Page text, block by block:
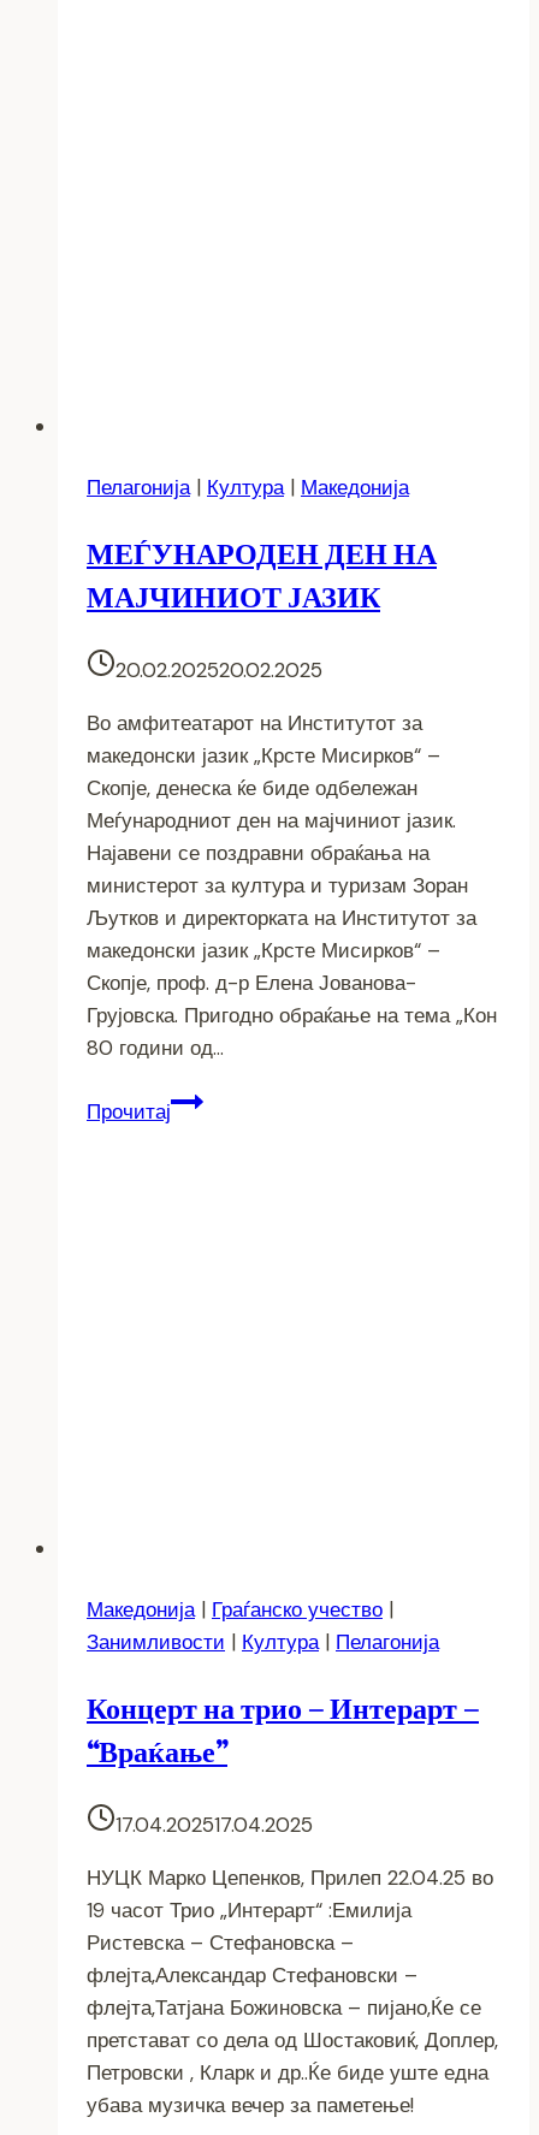
Пелагонија| Култура| Македонија
МЕЃУНАРОДЕН ДЕН НА
МАЈЧИНИОТ ЈАЗИК
20.02.202520.02.2025
Во амфитеатарот на Институтот за
македонски јазик „Крсте Мисирков“ –
Скопје, денеска ќе биде одбележан
Меѓународниот ден на мајчиниот јазик.
Најавени се поздравни обраќања на
министерот за култура и туризам Зоран
Љутков и директорката на Институтот за
македонски јазик „Крсте Мисирков“ –
Скопје, проф. д-р Елена Јованова-
Грујовска. Пригодно обраќање на тема „Кон
80 години од…
ПрочитајМЕЃУНАРОДЕН
Македонија| Граѓанско учество |
Занимливости | Култура| Пелагонија
Концерт на трио – Интерарт –
“Враќање”
17.04.202517.04.2025
НУЦК Марко Цепенков, Прилеп 22.04.25 во
19 часот Трио „Интерарт“ :Емилија
Ристевска – Стефановска –
флејта,Александар Стефановски –
флејта,Татјана Божиновска – пијано,Ќе се
претстават со дела од Шостаковиќ, Доплер,
Петровски , Кларк и др..Ќе биде уште една
убава музичка вечер за паметење!